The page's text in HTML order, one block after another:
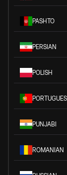
PASHTO
PERSIAN
POLISH
PUNJABI
ROMANIAN